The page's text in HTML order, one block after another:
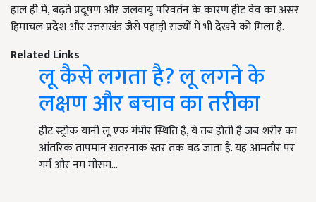
हाल ही में, बढ़ते प्रदूषण और जलवायु परिवर्तन के कारण हीट वेव का असर
हिमाचल प्रदेश और उत्तराखंड जैसे पहाड़ी राज्यों में भी देखने को मिला है.
Related Links
लू कैसे लगता है? लू लगने के
लक्षण और बचाव का तरीका
हीट स्ट्रोक यानी लू एक गंभीर स्थिति है, ये तब होती है जब शरीर का
आंतरिक तापमान खतरनाक स्तर तक बढ़ जाता है. यह आमतौर पर
गर्म और नम मौसम…